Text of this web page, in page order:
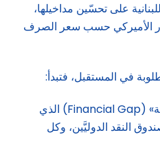
على تحسّين مداخيلها،
الأميركي حسب سعر الصرف
في المستقبل، فتبدأ:
أولاً: إقرار قانون «الفجوة المالية» (Financial Gap) الذي
النقد الدوليَّين، وكل